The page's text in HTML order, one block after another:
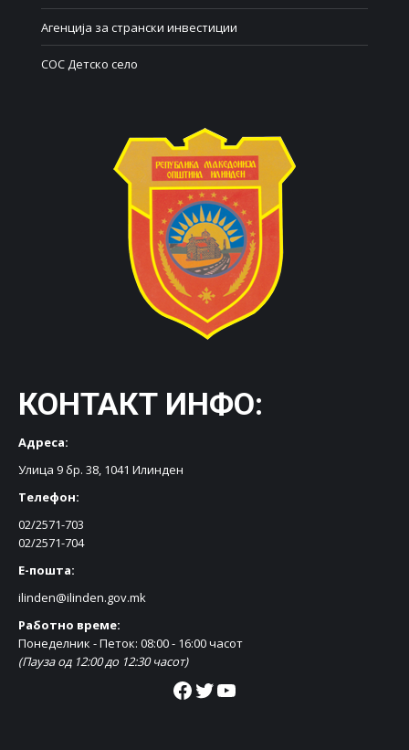
Агенција за странски инвестиции
СОС Детско село
КОНТАКТ ИНФО:
Адреса:
Улица 9 бр. 38, 1041 Илинден
Телефон:
02/2571-703
02/2571-704
Е-пошта:
ilinden@ilinden.gov.mk
Работно време:
Понеделник - Петок: 08:00 - 16:00 часот
(Пауза од 12:00 до 12:30 часот)
Facebook Twitter YouTube